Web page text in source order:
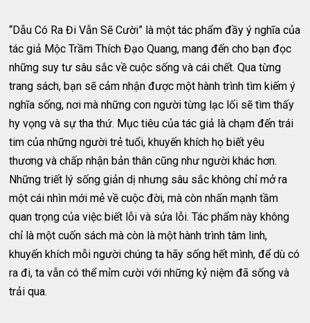
“Dẫu Có Ra Đi Vẫn Sẽ Cười” là một tác phẩm đầy ý nghĩa của
tác giả Mộc Trầm Thích Đạo Quang, mang đến cho bạn đọc
những suy tư sâu sắc về cuộc sống và cái chết. Qua từng
trang sách, bạn sẽ cảm nhận được một hành trình tìm kiếm ý
nghĩa sống, nơi mà những con người từng lạc lối sẽ tìm thấy
hy vọng và sự tha thứ. Mục tiêu của tác giả là chạm đến trái
tim của những người trẻ tuổi, khuyến khích họ biết yêu
thương và chấp nhận bản thân cũng như người khác hơn.
Những triết lý sống giản dị nhưng sâu sắc không chỉ mở ra
một cái nhìn mới mẻ về cuộc đời, mà còn nhấn mạnh tầm
quan trọng của việc biết lỗi và sửa lỗi. Tác phẩm này không
chỉ là một cuốn sách mà còn là một hành trình tâm linh,
khuyến khích mỗi người chúng ta hãy sống hết mình, để dù có
ra đi, ta vẫn có thể mỉm cười với những kỷ niệm đã sống và
trải qua.